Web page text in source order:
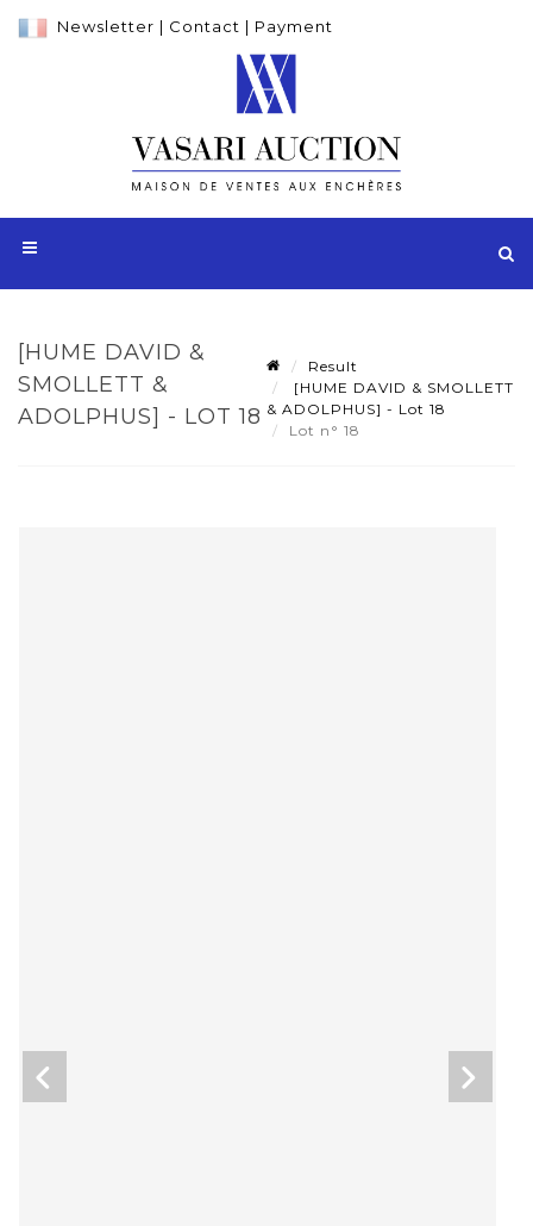
Newsletter | Contact | Payment
[HUME DAVID &
SMOLLETT &
ADOLPHUS] - LOT 18
Result
[HUME DAVID & SMOLLETT
& ADOLPHUS] - Lot 18
Lot n° 18